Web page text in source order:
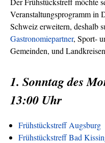
Veranstaltungsprogramm in
Schweiz erweitern, deshalb
Gastronomiepartner, Sport-
Gemeinden, und
1. Sonntag des
13:00 Uhr
Frühstückstreff Augsburg
Frühstückstreff Bad